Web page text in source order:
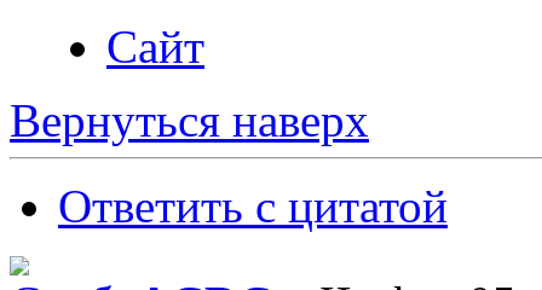
Сайт
Вернуться наверх
Ответить с цитатой